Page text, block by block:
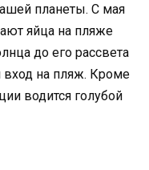
планеты. С мая
яйца на пляже
до его рассвета
вход на пляж. Кроме
водится голубой